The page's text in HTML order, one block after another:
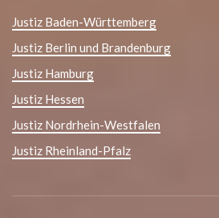
Justiz Baden-Württemberg
Justiz Berlin und Brandenburg
Justiz Hamburg
Justiz Hessen
Justiz Nordrhein-Westfalen
Justiz Rheinland-Pfalz